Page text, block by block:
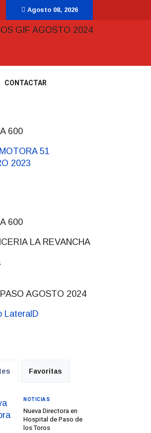
Agosto 08, 2026
CONTACTAR
Favoritas
Nueva Directora en
Hospital de Paso de
los Toros
NOTICIAS